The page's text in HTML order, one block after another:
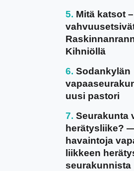
Mitä katsot –
Kihniöllä
Sodankylän
uusi pastori
Seurakunta
herätysliike?
havaintoja
liikkeen
seurakunnista